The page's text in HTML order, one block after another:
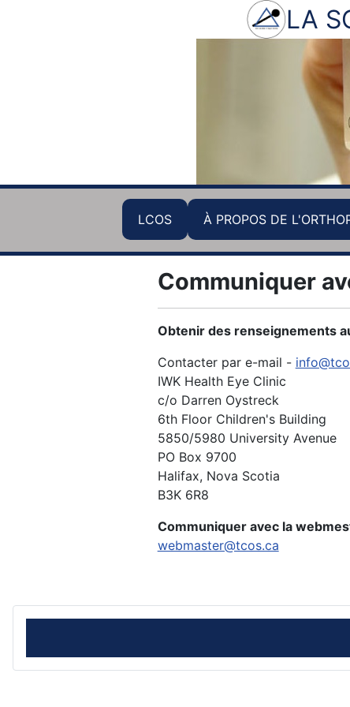
LA
LCOS À PROPOS DE
Communiquer
Obtenir des renseignements
Contacter par e-mail -
IWK Health Eye Clinic
c/o Darren Oystreck
6th Floor Children's Building
5850/5980 University Avenue
PO Box 9700
Halifax, Nova Scotia
B3K 6R8
Communiquer avec la
webmaster@tcos.ca